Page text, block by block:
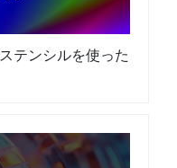
テンシルを使った